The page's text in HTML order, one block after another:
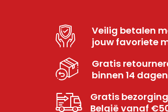
Veilig betalen
jouw favoriete
Gratis
binnen 14 dagen
Gratis
België vanaf